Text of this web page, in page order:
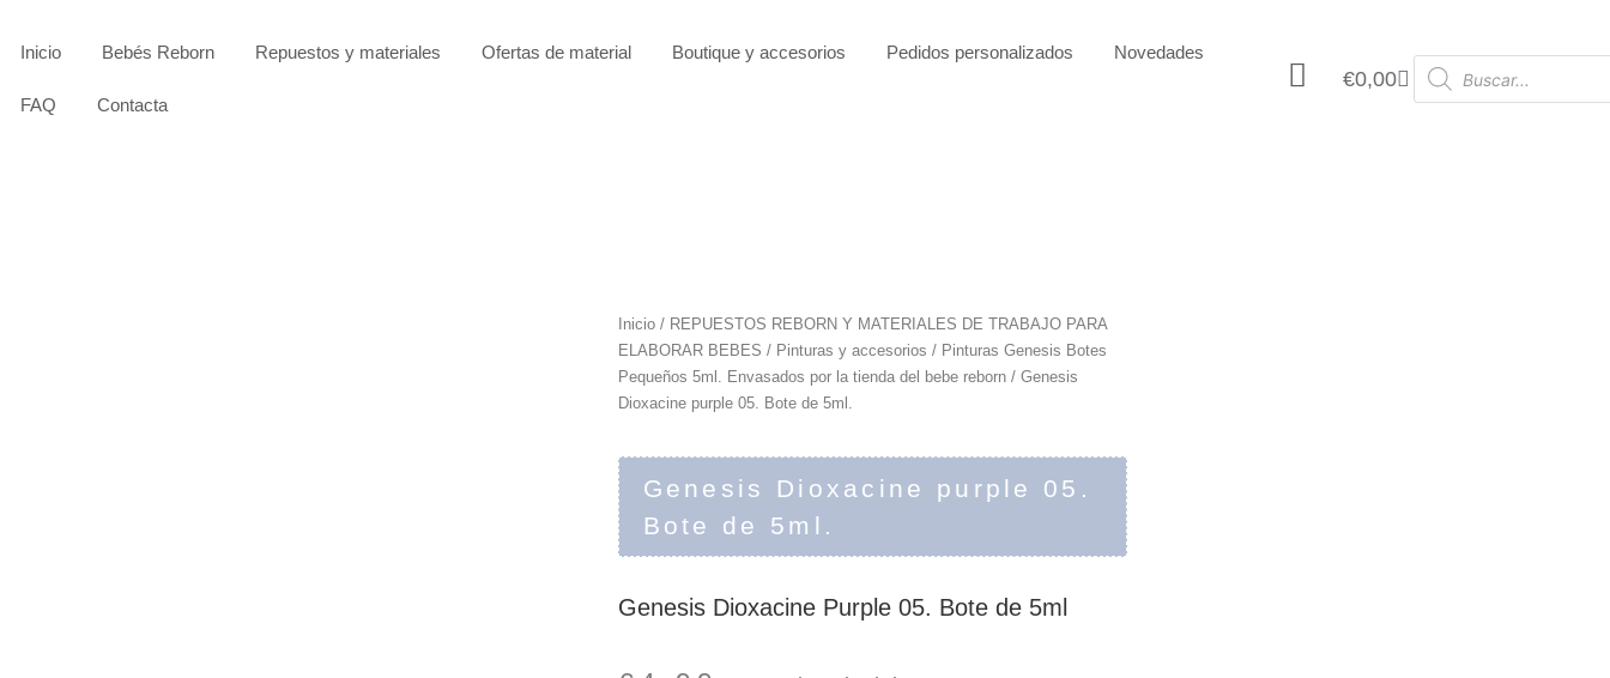
Inicio Bebés Reborn Repuestos y materiales Ofertas de material Boutique y accesorios Pedidos personalizados Novedades
FAQ Contacta
€0,00
Inicio/ REPUESTOS REBORN Y MATERIALES DE TRABAJO PARA
ELABORAR BEBES / Pinturas y accesorios / Pinturas Genesis Botes
Pequeños 5ml. Envasados por la tienda del bebe reborn/ Genesis
Dioxacine purple 05. Bote de 5ml.
Genesis Dioxacine purple 05.
Bote de 5ml.
Genesis Dioxacine Purple 05. Bote de 5ml